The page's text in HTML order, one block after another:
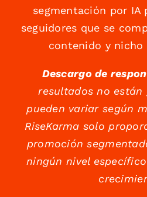
segmentación por IA
seguidores que se
contenido y nicho
Descargo de
resultados no están
pueden variar según
RiseKarma solo
promoción
ningún nivel